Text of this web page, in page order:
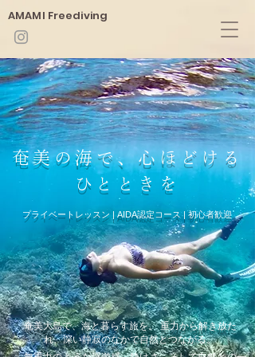
​AMAMI Freediving
奄美の海で、心ほどける
ひとときを
プライベートレッスン | AIDA認定コース | 初心者歓迎
奄美大島で、海と暮らす旅を。 重力から解き放た
れ、深い静寂のなかで自然とつながる。